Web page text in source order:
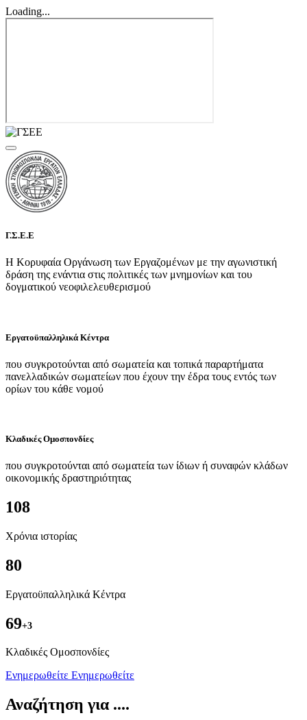
Loading...
Γ.Σ.Ε.Ε
Η Κορυφαία Οργάνωση των Εργαζομένων με την αγωνιστική
δράση της ενάντια στις πολιτικές των μνημονίων και του
δογματικού νεοφιλελευθερισμού
Εργατοϋπαλληλικά Κέντρα
που συγκροτούνται από σωματεία και τοπικά παραρτήματα
πανελλαδικών σωματείων που έχουν την έδρα τους εντός των
ορίων του κάθε νομού
Κλαδικές Ομοσπονδίες
που συγκροτούνται από σωματεία των ίδιων ή συναφών κλάδων
οικονομικής δραστηριότητας
108
Χρόνια ιστορίας
80
Εργατοϋπαλληλικά Κέντρα
69+3
Kλαδικές Ομοσπονδίες
Ενημερωθείτε Ενημερωθείτε
Αναζήτηση για ....